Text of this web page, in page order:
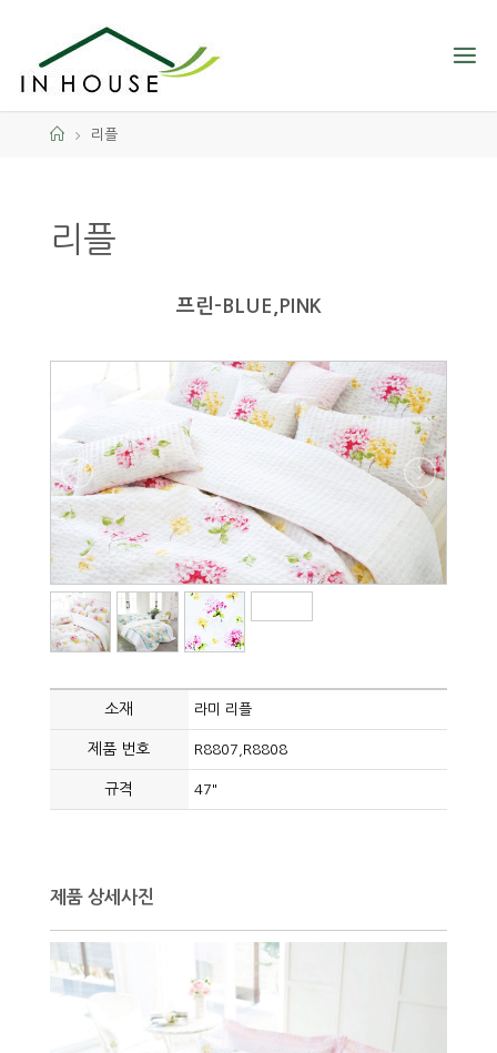
리플
리플
프린-BLUE,PINK
소재 라미 리플
제품 번호 R8807,R8808
규격 47"
제품 상세사진